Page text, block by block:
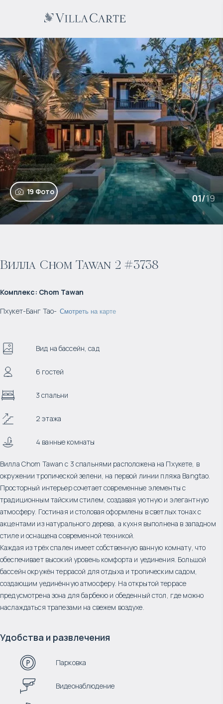
19 Фото
01/19
Вилла Chom Tawan 2 #3738
Комплекс: Chom Tawan
Пхукет-Банг Тао- Смотреть на карте
Вид на бассейн, сад
6 гостей
3 спальни
2 этажа
4 ванные комнаты
Вилла Chom Tawan с 3 спальнями расположена на Пхукете, в
окружении тропической зелени, на первой линии пляжа Bangtao.
Просторный интерьер сочетает современные элементы с
традиционным тайским стилем, создавая уютную и элегантную
атмосферу. Гостиная и столовая оформлены в светлых тонах с
акцентами из натурального дерева, а кухня выполнена в западном
стиле и оснащена современной техникой.
Каждая из трёх спален имеет собственную ванную комнату, что
обеспечивает высокий уровень комфорта и уединения. Большой
бассейн окружён террасой для отдыха и тропическим садом,
создающим уединённую атмосферу. На открытой террасе
предусмотрена зона для барбекю и обеденный стол, где можно
наслаждаться трапезами на свежем воздухе.
Удобства и развлечения
Парковка
Видеонаблюдение